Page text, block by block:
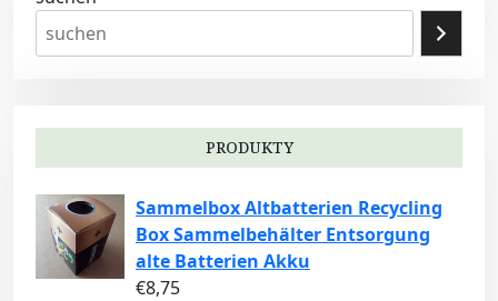
PRODUKTY
Sammelbox Altbatterien Recycling
Box Sammelbehälter Entsorgung
alte Batterien Akku
€8,75